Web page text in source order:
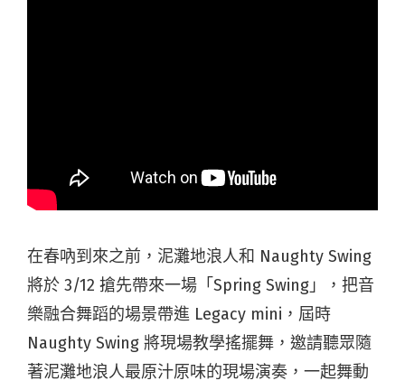
在春吶到來之前，泥灘地浪人和 Naughty Swing
將於 3/12 搶先帶來一場「Spring Swing」，把音
樂融合舞蹈的場景帶進 Legacy mini，屆時
Naughty Swing 將現場教學搖擺舞，邀請聽眾隨
著泥灘地浪人最原汁原味的現場演奏，一起舞動